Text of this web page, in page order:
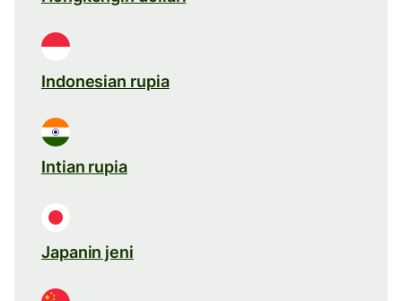
Indonesian rupia
Intian rupia
Japanin jeni